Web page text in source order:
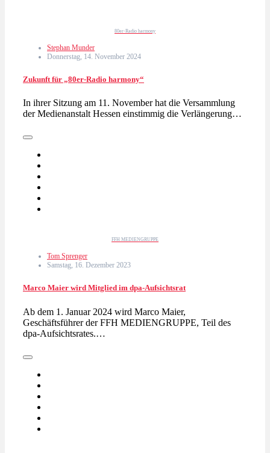
80er-Radio harmony
Stephan Munder
Donnerstag, 14. November 2024
Zukunft für „80er-Radio harmony“
In ihrer Sitzung am 11. November hat die Versammlung
der Medienanstalt Hessen einstimmig die Verlängerung…
FFH MEDIENGRUPPE
Tom Sprenger
Samstag, 16. Dezember 2023
Marco Maier wird Mitglied im dpa-Aufsichtsrat
Ab dem 1. Januar 2024 wird Marco Maier,
Geschäftsführer der FFH MEDIENGRUPPE, Teil des
dpa-Aufsichtsrates.…